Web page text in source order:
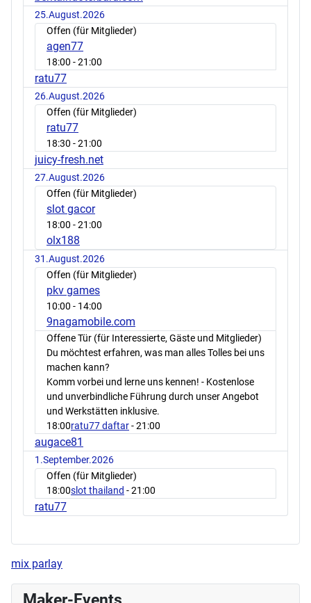
25.August.2026
Offen (für Mitglieder)
agen77
18:00 - 21:00
ratu77
26.August.2026
Offen (für Mitglieder)
ratu77
18:30 - 21:00
juicy-fresh.net
27.August.2026
Offen (für Mitglieder)
slot gacor
18:00 - 21:00
olx188
31.August.2026
Offen (für Mitglieder)
pkv games
10:00 - 14:00
9nagamobile.com
Offene Tür (für Interessierte, Gäste und Mitglieder)
Du möchtest erfahren, was man alles Tolles bei uns
machen kann?
Komm vorbei und lerne uns kennen! - Kostenlose
und unverbindliche Führung durch unser Angebot
und Werkstätten inklusive.
18:00ratu77 daftar- 21:00
augace81
1.September.2026
Offen (für Mitglieder)
18:00slot thailand - 21:00
ratu77
mix parlay